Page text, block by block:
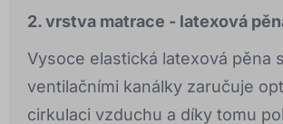
2. vrstva matrace - latexová
Vysoce elastická latexová pěna s
ventilačními kanálky zaručuje
cirkulaci vzduchu a díky tomu